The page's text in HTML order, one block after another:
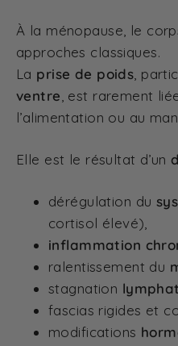
À la ménopause, le
approches classiques.
La prise de poids ,
ventre , est rarement
l’alimentation ou au
Elle est le résultat d’un
dérégulation du
cortisol élevé),
inflammation
ralentissement du
stagnation
fascias rigides et
modifications